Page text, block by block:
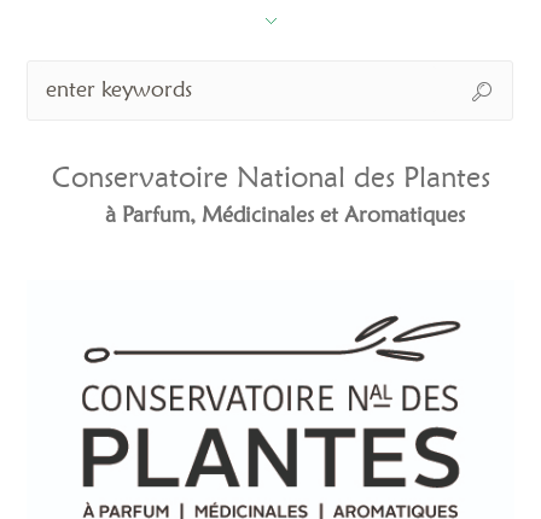
Conservatoire National des Plantes
à Parfum, Médicinales et Aromatiques